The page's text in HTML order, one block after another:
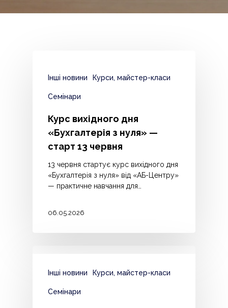
Інші новини Курси, майстер-класи
Семінари
Курс вихідного дня
«Бухгалтерія з нуля» —
старт 13 червня
13 червня стартує курс вихідного дня
«Бухгалтерія з нуля» від «АБ-Центру»
— практичне навчання для…
06.05.2026
Інші новини Курси, майстер-класи
Семінари